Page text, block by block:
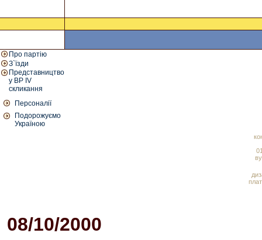
Про партію
З`їзди
Представництво
у ВР IV
скликання
Персоналії
Подорожуємо
Україною
08/10/2000